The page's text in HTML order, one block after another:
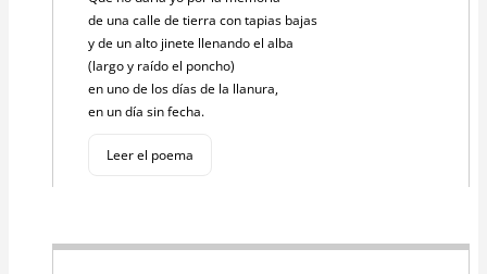
de una calle de tierra con tapias bajas
y de un alto jinete llenando el alba
(largo y raído el poncho)
en uno de los días de la llanura,
en un día sin fecha.
Leer el poema